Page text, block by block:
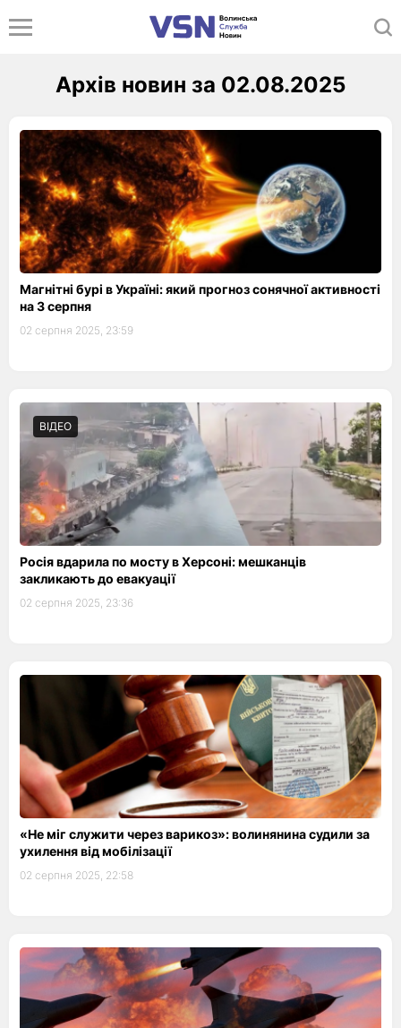
Архів новин за 02.08.2025
Магнітні бурі в Україні: який прогноз сонячної активності
на 3 серпня
02 серпня 2025, 23:59
ВІДЕО
Росія вдарила по мосту в Херсоні: мешканців
закликають до евакуації
02 серпня 2025, 23:36
«Не міг служити через варикоз»: волинянина судили за
ухилення від мобілізації
02 серпня 2025, 22:58